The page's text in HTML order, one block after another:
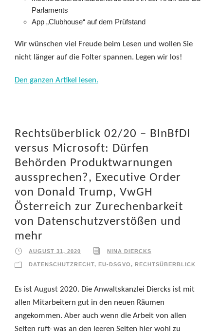
Parlaments
App „Clubhouse“ auf dem Prüfstand
Wir wünschen viel Freude beim Lesen und wollen Sie
nicht länger auf die Folter spannen. Legen wir los!
Den ganzen Artikel lesen.
Rechtsüberblick 02/20 – BlnBfDI
versus Microsoft: Dürfen
Behörden Produktwarnungen
aussprechen?, Executive Order
von Donald Trump, VwGH
Österreich zur Zurechenbarkeit
von Datenschutzverstößen und
mehr
AUGUST 31, 2020 NINA DIERCKS
DATENSCHUTZRECHT, EU-DSGVO, RECHTSÜBERBLICK
Es ist August 2020. Die Anwaltskanzlei Diercks ist mit
allen Mitarbeitern gut in den neuen Räumen
angekommen. Aber auch wenn die Arbeit von allen
Seiten ruft- was an den leeren Seiten hier wohl zu